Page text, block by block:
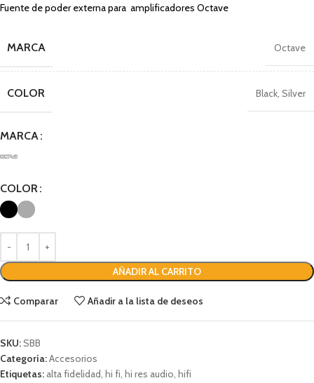
Fuente de poder externa para amplificadores Octave
MARCA Octave
COLOR Black, Silver
MARCA
COLOR
AÑADIR AL CARRITO
Comparar Añadir a la lista de deseos
SKU:SBB
Categoría:Accesorios
Etiquetas: alta fidelidad, hi fi, hi res audio, hifi